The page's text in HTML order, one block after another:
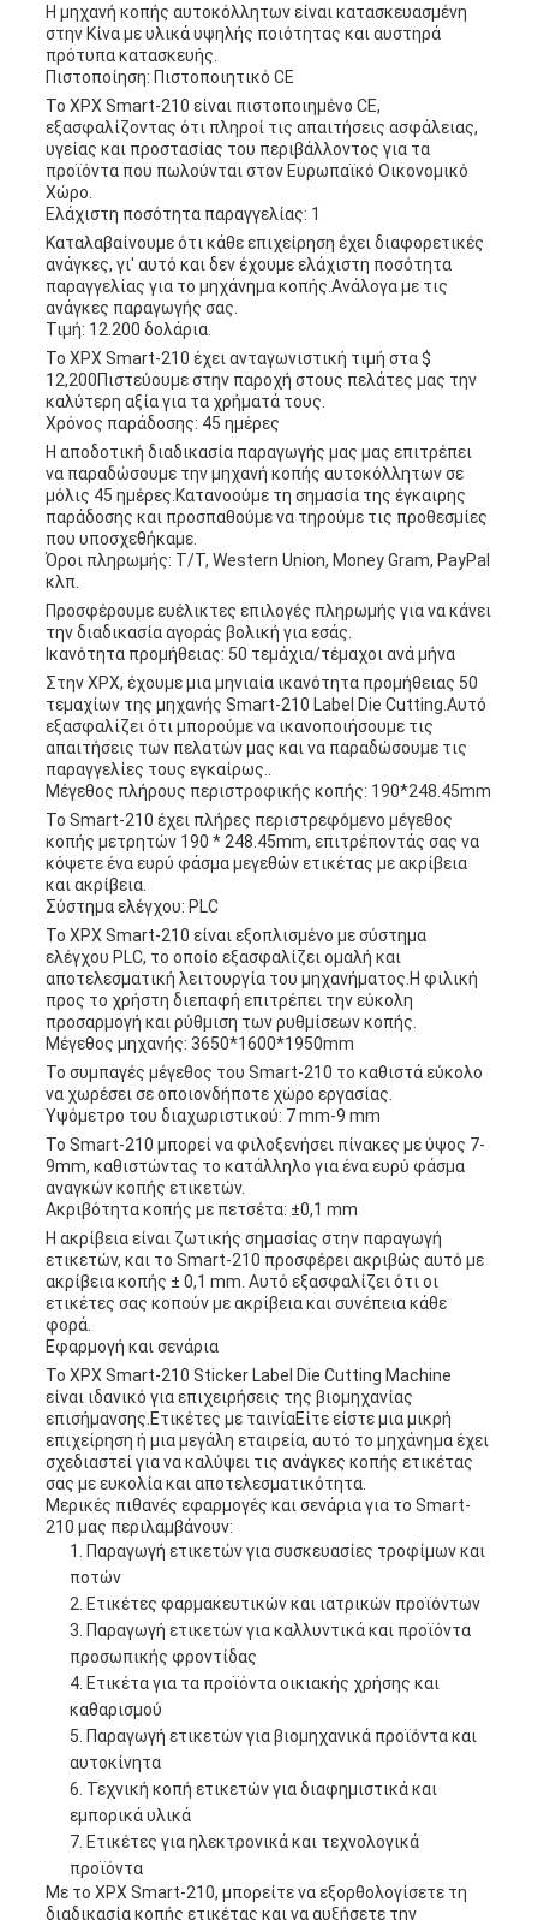
Η μηχανή κοπής αυτοκόλλητων είναι κατασκευασμένη
στην Κίνα με υλικά υψηλής ποιότητας και αυστηρά
πρότυπα κατασκευής.
Πιστοποίηση: Πιστοποιητικό CE
Το XPX Smart-210 είναι πιστοποιημένο CE,
εξασφαλίζοντας ότι πληροί τις απαιτήσεις ασφάλειας,
υγείας και προστασίας του περιβάλλοντος για τα
προϊόντα που πωλούνται στον Ευρωπαϊκό Οικονομικό
Χώρο.
Ελάχιστη ποσότητα παραγγελίας: 1
Καταλαβαίνουμε ότι κάθε επιχείρηση έχει διαφορετικές
ανάγκες, γι' αυτό και δεν έχουμε ελάχιστη ποσότητα
παραγγελίας για το μηχάνημα κοπής.Ανάλογα με τις
ανάγκες παραγωγής σας.
Τιμή: 12.200 δολάρια.
Το XPX Smart-210 έχει ανταγωνιστική τιμή στα $
12,200Πιστεύουμε στην παροχή στους πελάτες μας την
καλύτερη αξία για τα χρήματά τους.
Χρόνος παράδοσης: 45 ημέρες
Η αποδοτική διαδικασία παραγωγής μας μας επιτρέπει
να παραδώσουμε την μηχανή κοπής αυτοκόλλητων σε
μόλις 45 ημέρες.Κατανοούμε τη σημασία της έγκαιρης
παράδοσης και προσπαθούμε να τηρούμε τις προθεσμίες
που υποσχεθήκαμε.
Όροι πληρωμής: T/T, Western Union, Money Gram, PayPal
κλπ.
Προσφέρουμε ευέλικτες επιλογές πληρωμής για να κάνει
την διαδικασία αγοράς βολική για εσάς.
Ικανότητα προμήθειας: 50 τεμάχια/τέμαχοι ανά μήνα
Στην XPX, έχουμε μια μηνιαία ικανότητα προμήθειας 50
τεμαχίων της μηχανής Smart-210 Label Die Cutting.Αυτό
εξασφαλίζει ότι μπορούμε να ικανοποιήσουμε τις
απαιτήσεις των πελατών μας και να παραδώσουμε τις
παραγγελίες τους εγκαίρως..
Μέγεθος πλήρους περιστροφικής κοπής: 190*248.45mm
Το Smart-210 έχει πλήρες περιστρεφόμενο μέγεθος
κοπής μετρητών 190 * 248.45mm, επιτρέποντάς σας να
κόψετε ένα ευρύ φάσμα μεγεθών ετικέτας με ακρίβεια
και ακρίβεια.
Σύστημα ελέγχου: PLC
Το XPX Smart-210 είναι εξοπλισμένο με σύστημα
ελέγχου PLC, το οποίο εξασφαλίζει ομαλή και
αποτελεσματική λειτουργία του μηχανήματος.Η φιλική
προς το χρήστη διεπαφή επιτρέπει την εύκολη
προσαρμογή και ρύθμιση των ρυθμίσεων κοπής.
Μέγεθος μηχανής: 3650*1600*1950mm
Το συμπαγές μέγεθος του Smart-210 το καθιστά εύκολο
να χωρέσει σε οποιονδήποτε χώρο εργασίας.
Υψόμετρο του διαχωριστικού: 7 mm-9 mm
Το Smart-210 μπορεί να φιλοξενήσει πίνακες με ύψος 7-
9mm, καθιστώντας το κατάλληλο για ένα ευρύ φάσμα
αναγκών κοπής ετικετών.
Ακριβότητα κοπής με πετσέτα: ±0,1 mm
Η ακρίβεια είναι ζωτικής σημασίας στην παραγωγή
ετικετών, και το Smart-210 προσφέρει ακριβώς αυτό με
ακρίβεια κοπής ± 0,1 mm. Αυτό εξασφαλίζει ότι οι
ετικέτες σας κοπούν με ακρίβεια και συνέπεια κάθε
φορά.
Εφαρμογή και σενάρια
Το XPX Smart-210 Sticker Label Die Cutting Machine
είναι ιδανικό για επιχειρήσεις της βιομηχανίας
επισήμανσης.Ετικέτες με ταινίαΕίτε είστε μια μικρή
επιχείρηση ή μια μεγάλη εταιρεία, αυτό το μηχάνημα έχει
σχεδιαστεί για να καλύψει τις ανάγκες κοπής ετικέτας
σας με ευκολία και αποτελεσματικότητα.
Μερικές πιθανές εφαρμογές και σενάρια για το Smart-
210 μας περιλαμβάνουν:
Παραγωγή ετικετών για συσκευασίες τροφίμων και
ποτών
Ετικέτες φαρμακευτικών και ιατρικών προϊόντων
Παραγωγή ετικετών για καλλυντικά και προϊόντα
προσωπικής φροντίδας
Ετικέτα για τα προϊόντα οικιακής χρήσης και
καθαρισμού
Παραγωγή ετικετών για βιομηχανικά προϊόντα και
αυτοκίνητα
Τεχνική κοπή ετικετών για διαφημιστικά και
εμπορικά υλικά
Ετικέτες για ηλεκτρονικά και τεχνολογικά
προϊόντα
Με το XPX Smart-210, μπορείτε να εξορθολογίσετε τη
διαδικασία κοπής ετικέτας και να αυξήσετε την